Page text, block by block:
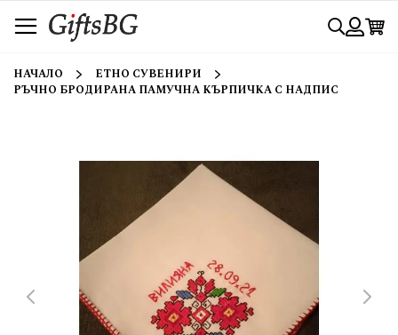
към
съдържанието
Търси
НАЧАЛО
ЕТНО СУВЕНИРИ
РЪЧНО БРОДИРАНА ПАМУЧНА КЪРПИЧКА С НАДПИС